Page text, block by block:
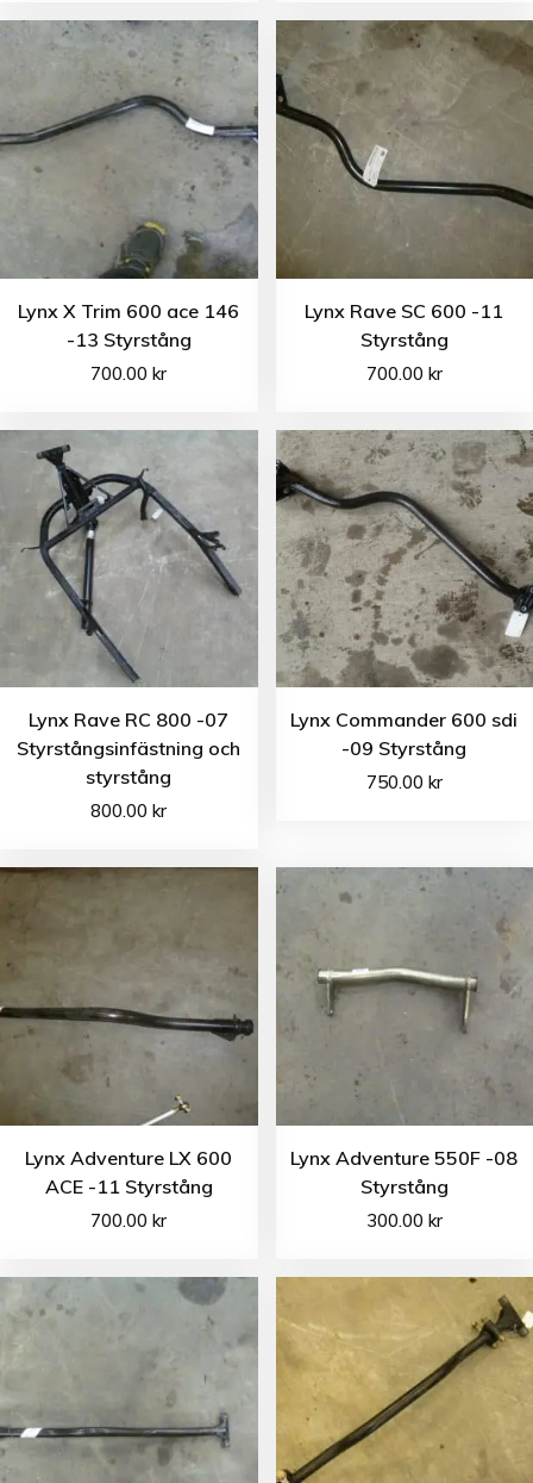
Lynx X Trim 600 ace 146
-13 Styrstång
700.00kr
Lynx Rave SC 600 -11
Styrstång
700.00 kr
Lynx Rave RC 800 -07
Styrstångsinfästning och
styrstång
800.00kr
Lynx Commander 600 sdi
-09 Styrstång
750.00 kr
Lynx Adventure LX 600
ACE -11 Styrstång
700.00kr
Lynx Adventure 550F -08
Styrstång
300.00 kr